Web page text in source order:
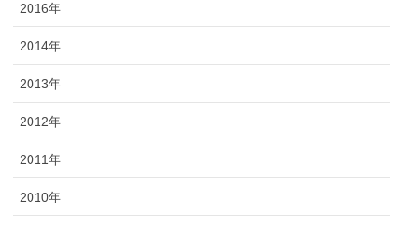
2016年
2014年
2013年
2012年
2011年
2010年